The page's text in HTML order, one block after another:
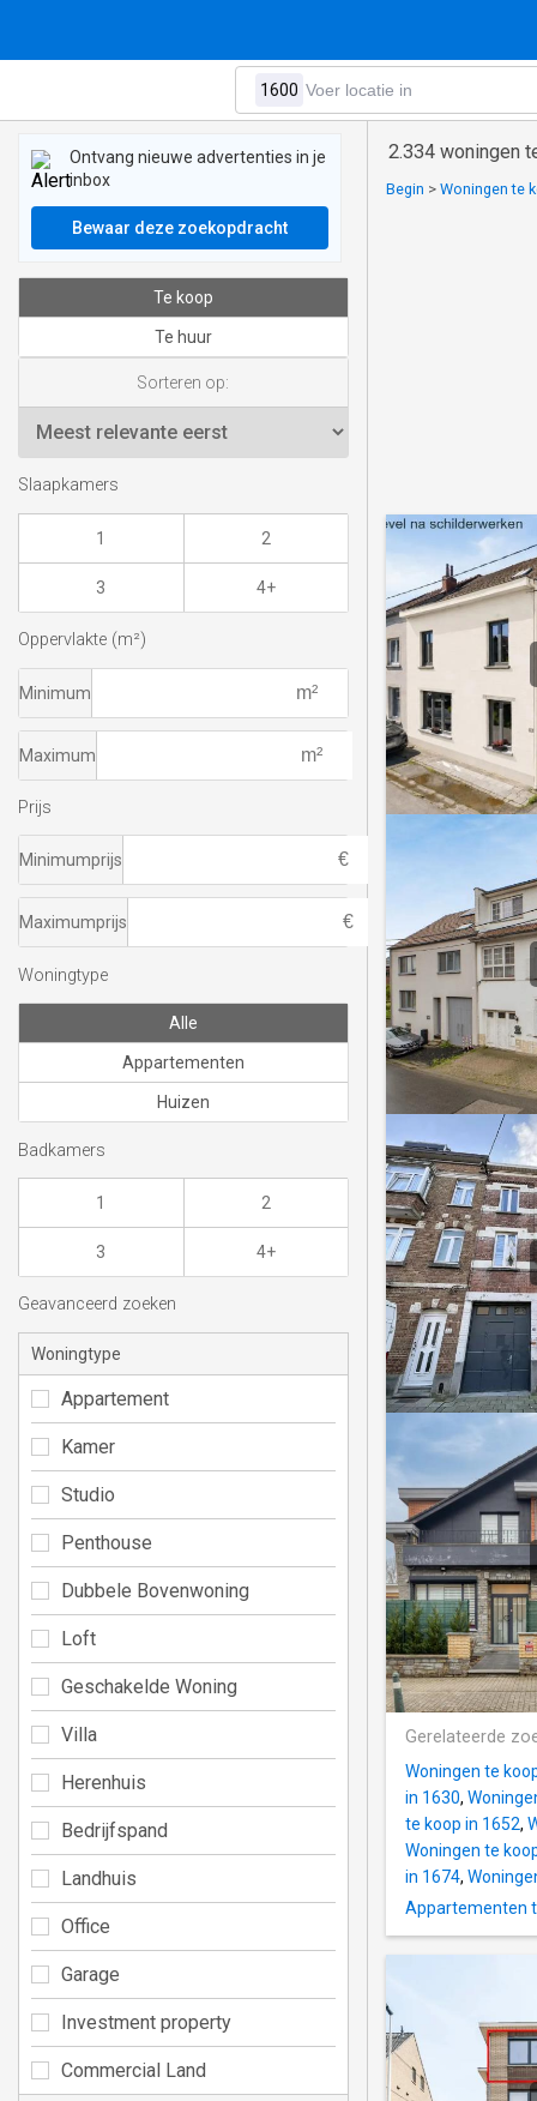
2.334 woningen
Begin > Woningen te
Gerelateerde
Woningen te
in 1630,
te koop in 1652,
Woningen te
in 1674,
Appartementen
Ontvang nieuwe advertenties in je
inbox
Bewaar deze zoekopdracht
Te koop
Te huur
Sorteren op:
Slaapkamers
1 2
3 4+
Oppervlakte (m²)
Minimum
Maximum
Prijs
Minimumprijs
Maximumprijs
Woningtype
Alle
Appartementen
Huizen
Badkamers
1 2
3 4+
Geavanceerd zoeken
Woningtype
Appartement
Kamer
Studio
Penthouse
Dubbele Bovenwoning
Loft
Geschakelde Woning
Villa
Herenhuis
Bedrijfspand
Landhuis
Office
Garage
Investment property
Commercial Land